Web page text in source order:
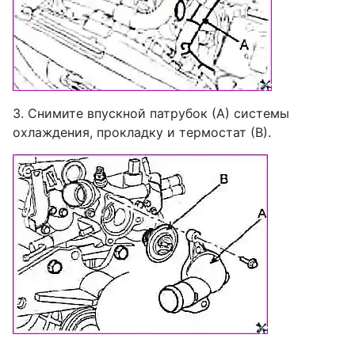
3. Снимите впускной патрубок (А) системы
охлаждения, прокладку и термостат (В).